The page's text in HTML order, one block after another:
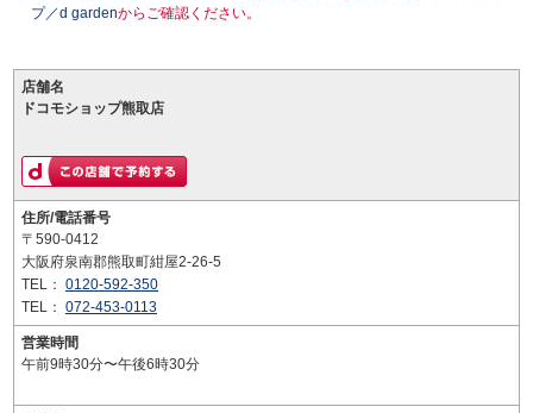
プ／d gardenからご確認ください。
店舗名
ドコモショップ熊取店
住所/電話番号
〒590-0412
大阪府泉南郡熊取町紺屋2-26-5
TEL： 0120-592-350
TEL： 072-453-0113
営業時間
午前9時30分〜午後6時30分